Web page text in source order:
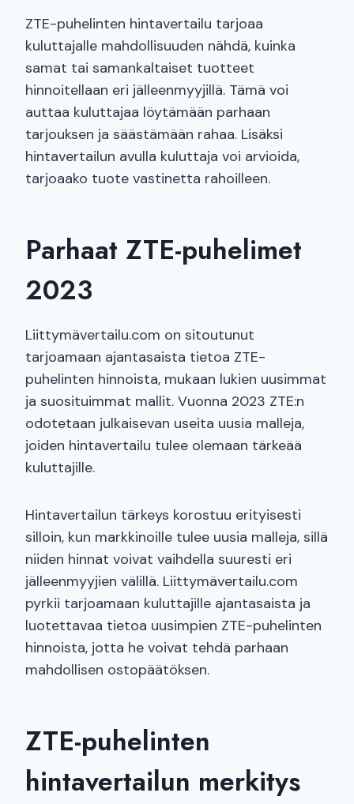
ZTE-puhelinten hintavertailu tarjoaa
kuluttajalle mahdollisuuden nähdä, kuinka
samat tai samankaltaiset tuotteet
hinnoitellaan eri jälleenmyyjillä. Tämä voi
auttaa kuluttajaa löytämään parhaan
tarjouksen ja säästämään rahaa. Lisäksi
hintavertailun avulla kuluttaja voi arvioida,
tarjoaako tuote vastinetta rahoilleen.
Parhaat ZTE-puhelimet
2023
Liittymävertailu.com on sitoutunut
tarjoamaan ajantasaista tietoa ZTE-
puhelinten hinnoista, mukaan lukien uusimmat
ja suosituimmat mallit. Vuonna 2023 ZTE:n
odotetaan julkaisevan useita uusia malleja,
joiden hintavertailu tulee olemaan tärkeää
kuluttajille.
Hintavertailun tärkeys korostuu erityisesti
silloin, kun markkinoille tulee uusia malleja, sillä
niiden hinnat voivat vaihdella suuresti eri
jälleenmyyjien välillä. Liittymävertailu.com
pyrkii tarjoamaan kuluttajille ajantasaista ja
luotettavaa tietoa uusimpien ZTE-puhelinten
hinnoista, jotta he voivat tehdä parhaan
mahdollisen ostopäätöksen.
ZTE-puhelinten
hintavertailun merkitys